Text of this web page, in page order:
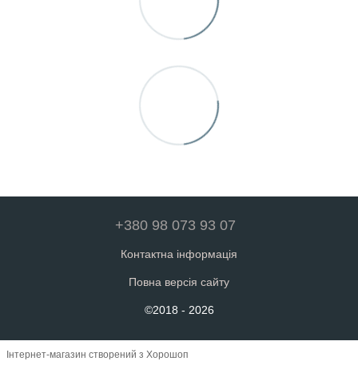
+380 98 073 93 07
Контактна інформація
Повна версія сайту
©2018 - 2026
Інтернет-магазин створений з Хорошоп